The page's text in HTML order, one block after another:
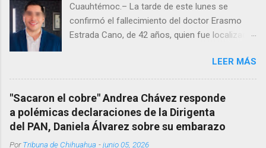
Cuauhtémoc.– La tarde de este lunes se
confirmó el fallecimiento del doctor Erasmo
Estrada Cano, de 42 años, quien fue localizado
Menonita, ubicada en el kilómetro 10 del
Corredor Comercial. Según reportes el médico
se habría quitado la vida mientras permanecía
encerrado en el consultorio, por lo que
autoridades tuvieron que derribar la puerta,
LEER MÁS
"Sacaron el cobre" Andrea Chávez responde
a polémicas declaraciones de la Dirigenta
del PAN, Daniela Álvarez sobre su embarazo
PorTribuna de Chihuahua -junio 05, 2026